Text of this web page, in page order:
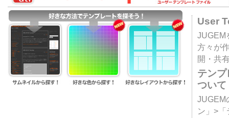
User
JUGEM
方々が
開・共
テン
ついて
JUGEM
ン」>